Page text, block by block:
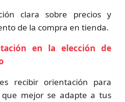
clara sobre precios y
de la compra en tienda.
en la elección de
recibir orientación para
mejor se adapte a tus